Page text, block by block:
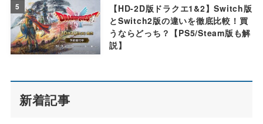
5
【HD-2D版ドラクエ1&2】Switch版
とSwitch2版の違いを徹底比較！買
うならどっち？【PS5/Steam版も解
説】
新着記事